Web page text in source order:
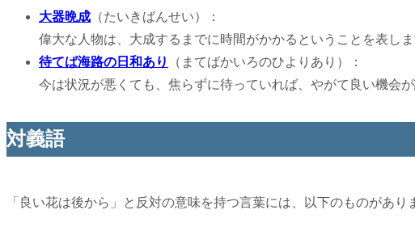
大器晩成 （たいきばんせい）：
偉大な人物は、大成するまでに時間がかかるということを表しま
待てば海路の日和あり
（まてばかいろのひよりあり）：
今は状況が悪くても、焦らずに待っていれば、やがて良い機会
対義語
「良い花は後から」と反対の意味を持つ言葉には、以下のものがあり